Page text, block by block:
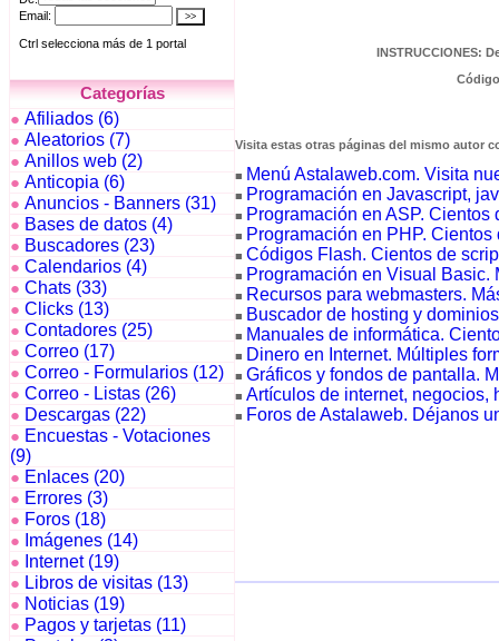
Categorías
● Afiliados (6)
● Aleatorios (7)
● Anillos web (2)
● Anticopia (6)
● Anuncios - Banners (31)
● Bases de datos (4)
● Buscadores (23)
● Calendarios (4)
● Chats (33)
● Clicks (13)
● Contadores (25)
● Correo (17)
● Correo - Formularios (12)
● Correo - Listas (26)
● Descargas (22)
● Encuestas - Votaciones
(9)
● Enlaces (20)
● Errores (3)
● Foros (18)
● Imágenes (14)
● Internet (19)
● Libros de visitas (13)
● Noticias (19)
● Pagos y tarjetas (11)
INSTRUCCIONES:
Visita estas otras páginas del mismo autor
■ Menú Astalaweb.com. Visita
■ Programación en Javascript,
■ Programación en ASP.
■ Programación en PHP.
■ Códigos Flash. Cientos de
■ Programación en Visual Basic.
■ Recursos para webmasters.
■ Buscador de hosting y
■ Manuales de informática.
■ Dinero en Internet. Múltiples
■ Gráficos y fondos de pantalla.
■ Artículos de internet, negocios,
■ Foros de Astalaweb. Déjanos